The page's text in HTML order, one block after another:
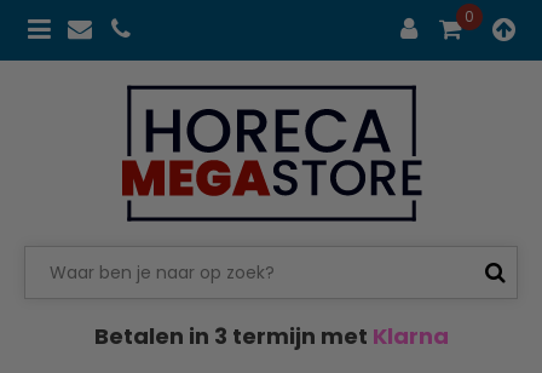
0
Betalen in 3 termijn met Klarna